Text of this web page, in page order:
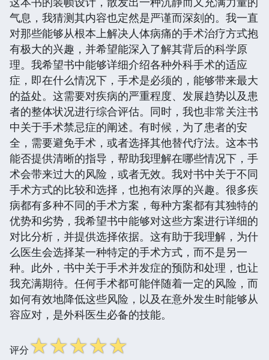
气息，我猜测其内容也定然是严谨而深刻的。我一直
对那些能够从根本上解决人体病痛的手术治疗方式抱
有极大的兴趣，并希望能深入了解其背后的科学原
理。我希望书中能够详细介绍各种外科手术的适应
症，即在什么情况下，手术是必须的，能够带来最大
的益处。这需要对疾病的严重程度、发展趋势以及患
者的整体状况进行综合评估。同时，我也非常关注书
中关于手术禁忌症的阐述。有时候，为了患者的安
全，需要避免手术，或者选择其他替代疗法。这本书
能否提供清晰的指导，帮助我理解在哪些情况下，手
术会带来过大的风险，或者无效。我对书中关于不同
手术方式的比较和选择，也抱有浓厚的兴趣。很多疾
病都有多种不同的手术方案，每种方案都有其独特的
优势和劣势，我希望书中能够对这些方案进行详细的
对比分析，并提供选择依据。这有助于我理解，为什
么医生会选择某一种特定的手术方式，而不是另一
种。此外，书中关于手术并发症的预防和处理，也让
我充满期待。任何手术都可能伴随着一定的风险，而
如何有效地降低这些风险，以及在意外发生时能够从
容应对，是外科医生必备的技能。
评分☆☆☆☆☆